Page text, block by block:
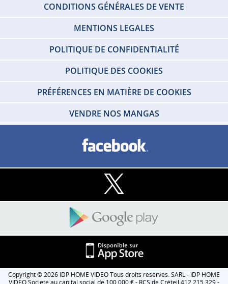
CONDITIONS GÉNÉRALES DE VENTE
MENTIONS LEGALES
POLITIQUE DE CONFIDENTIALITÉ
POLITIQUE DES COOKIES
PRÉFÉRENCES EN MATIÈRE DE COOKIES
VENDRE NOS MANGAS
Copyright © 2026 IDP HOME VIDEO Tous droits réservés. SARL - IDP HOME
VIDEO Societe au capital social de 100 000 € - RCS de Créteil 412 215 329 -